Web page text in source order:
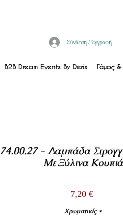
Σύνδεση / Εγγραφή
B2B Dream Events By Deris Γάμος &
74.00.27 - Λαμπάδα
Με Ξύλινα Κουπιά
7,20 €Τιμή
Χρωματικές *